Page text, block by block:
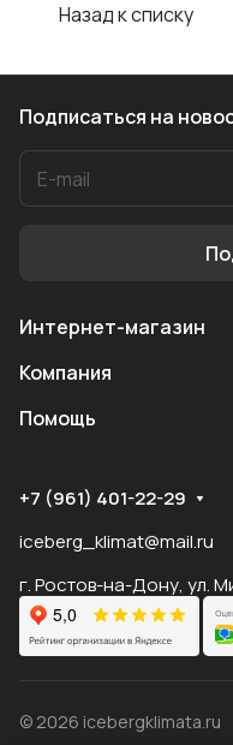
Назад к списку
Подписаться на
Интернет-магазин
Компания
Помощь
+7 (961) 401-22-29
iceberg_klimat@mail.ru
г. Ростов-на-Дону, ул.
© 2026 icebergklimata.ru